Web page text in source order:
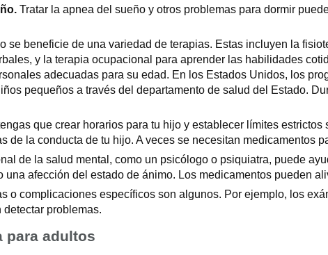
Tratar la apnea del sueño y otros problemas para dormir
se beneficie de una variedad de terapias. Estas incluyen la
y la terapia ocupacional para aprender las habilidades
adecuadas para su edad. En los Estados Unidos, los
pequeños a través del departamento de salud del Estado.
que crear horarios para tu hijo y establecer límites
de la conducta de tu hijo. A veces se necesitan medicamentos
de la salud mental, como un psicólogo o psiquiatra, puede
afección del estado de ánimo. Los medicamentos pueden
o complicaciones específicos son algunos. Por ejemplo, los
problemas.
para adultos